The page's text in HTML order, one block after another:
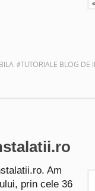
#TUTORIALE BLOG DE
Am
prin cele 36